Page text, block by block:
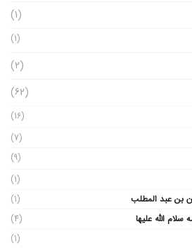
(1)
(1)
(2)
(62)
(16)
(7)
(9)
(1)
بن عبد المطلب
(1)
الله علیها
(4)
(1)